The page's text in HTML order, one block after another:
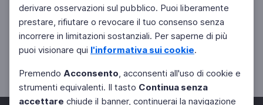
derivare osservazioni sul pubblico. Puoi liberamente
prestare, rifiutare o revocare il tuo consenso senza
incorrere in limitazioni sostanziali. Per saperne di più
puoi visionare qui l'informativa sui cookie.
Premendo Acconsento, acconsenti all'uso di cookie e
strumenti equivalenti. Il tasto Continua senza
accettare chiude il banner, continuerai la navigazione